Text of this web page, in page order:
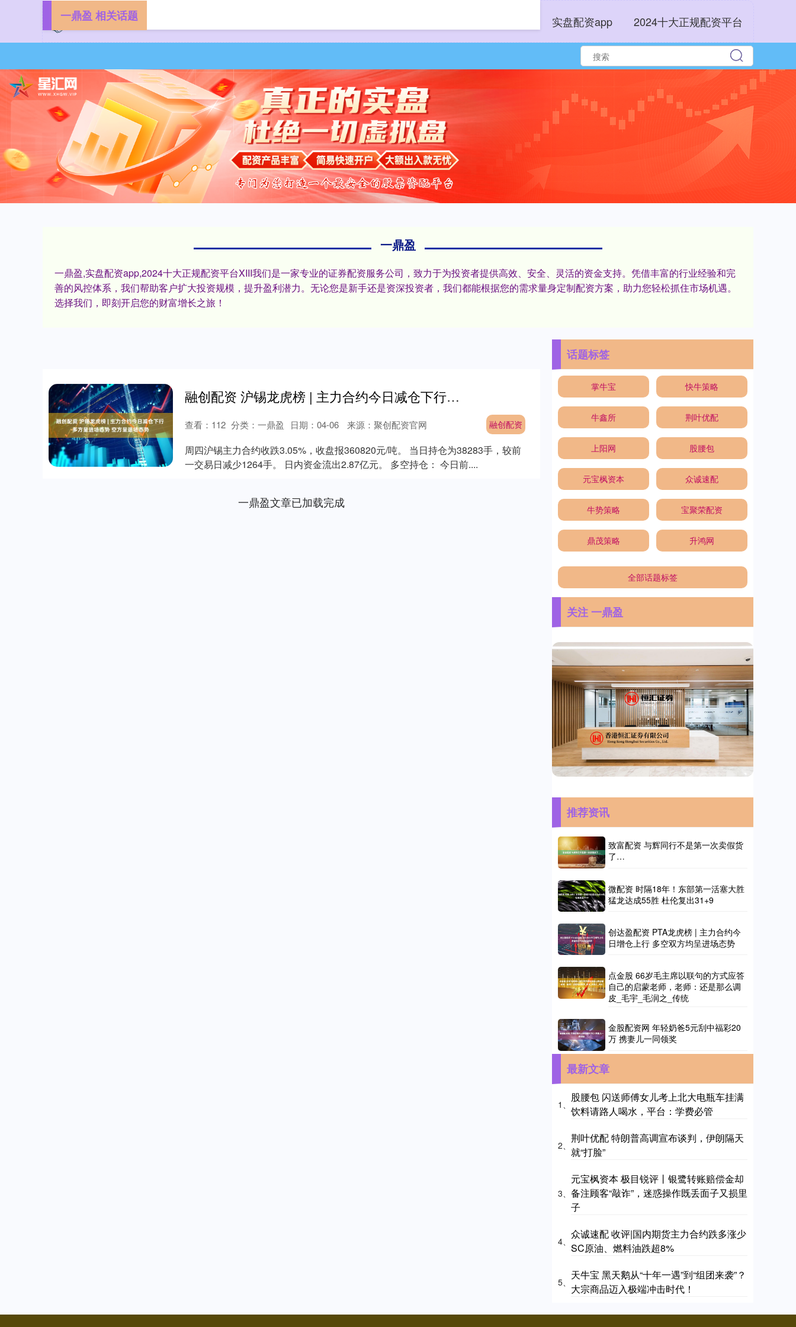
实盘配资app 2024十大正规配资平台
一鼎盈
一鼎盈,实盘配资app,2024十大正规配资平台XIII‌我们是一家专业的证券配资服务公司，致力于为投资者提供高效、安全、灵活的资金支持。凭借丰富的行业经验和完
善的风控体系，我们帮助客户扩大投资规模，提升盈利潜力。无论您是新手还是资深投资者，我们都能根据您的需求量身定制配资方案，助力您轻松抓住市场机遇。
选择我们，即刻开启您的财富增长之旅！
一鼎盈 相关话题
融创配资 沪锡龙虎榜 | 主力合约今日减仓下行 多方呈进场态势 空方呈退场态势
融创配资
日期：04-06 来源：聚创配资官网
查看： 112 分类： 一鼎盈
周四沪锡主力合约收跌3.05%，收盘报360820元/吨。 当日持仓为38283手，较前
一交易日减少1264手。 日内资金流出2.87亿元。 多空持仓： 今日前....
一鼎盈文章已加载完成
话题标签
掌牛宝 快牛策略
牛鑫所 荆叶优配
上阳网 股腰包
元宝枫资本 众诚速配
牛势策略 宝聚荣配资
鼎茂策略 升鸿网
全部话题标签
关注 一鼎盈
推荐资讯
致富配资 与辉同行不是第一次卖假货
了…
微配资 时隔18年！东部第一活塞大胜
猛龙达成55胜 杜伦复出31+9
创达盈配资 PTA龙虎榜 | 主力合约今
日增仓上行 多空双方均呈进场态势
点金股 66岁毛主席以联句的方式应答
自己的启蒙老师，老师：还是那么调
皮_毛宇_毛润之_传统
金股配资网 年轻奶爸5元刮中福彩20
万 携妻儿一同领奖
最新文章
1、
股腰包 闪送师傅女儿考上北大电瓶车挂满
饮料请路人喝水，平台：学费必管
2、
荆叶优配 特朗普高调宣布谈判，伊朗隔天
就“打脸”
3、
元宝枫资本 极目锐评丨银鹭转账赔偿金却
备注顾客“敲诈”，迷惑操作既丢面子又损里
子
4、
众诚速配 收评|国内期货主力合约跌多涨少
SC原油、燃料油跌超8%
5、
天牛宝 黑天鹅从“十年一遇”到“组团来袭”？
大宗商品迈入极端冲击时代！